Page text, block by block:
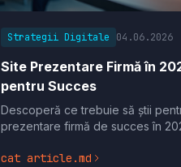
Strategii Digitale 04.06.2026
Site Prezentare Firmă în
pentru Succes
Descoperă ce trebuie să știi
prezentare firmă de succes în
cat article.md